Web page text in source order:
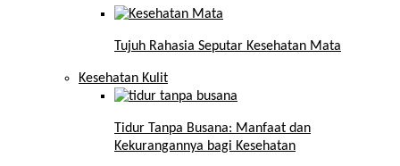
Tujuh Rahasia Seputar Kesehatan Mata
Kesehatan Kulit
Tidur Tanpa Busana: Manfaat dan
Kekurangannya bagi Kesehatan